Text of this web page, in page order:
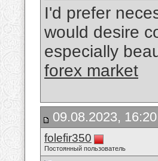
I'd prefer
would desire
especially
forex market
09.08.2023, 16:20
folefir350
Постоянный пользователь